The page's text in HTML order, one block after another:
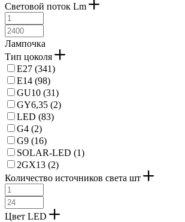
Световой поток Lm
Лампочка
Тип цоколя
E27 (341)
E14 (98)
GU10 (31)
GY6,35 (2)
LED (83)
G4 (2)
G9 (16)
SOLAR-LED (1)
2GX13 (2)
Количество источников света шт
Цвет LED